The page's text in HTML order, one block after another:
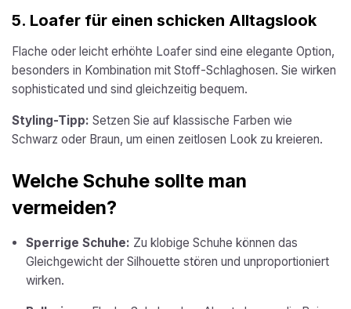
5. Loafer für einen schicken Alltagslook
Flache oder leicht erhöhte Loafer sind eine elegante Option,
besonders in Kombination mit Stoff-Schlaghosen. Sie wirken
sophisticated und sind gleichzeitig bequem.
Styling-Tipp: Setzen Sie auf klassische Farben wie
Schwarz oder Braun, um einen zeitlosen Look zu kreieren.
Welche Schuhe sollte man
vermeiden?
Sperrige Schuhe: Zu klobige Schuhe können das
Gleichgewicht der Silhouette stören und unproportioniert
wirken.